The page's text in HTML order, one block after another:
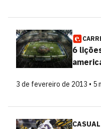
6
3 de fevereiro de 2013 • 5
CASUAL